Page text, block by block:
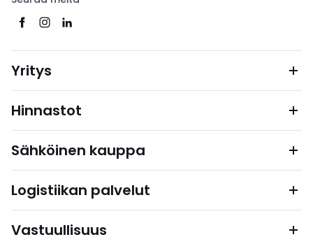
Yritys
Hinnastot
Sähköinen kauppa
Logistiikan palvelut
Vastuullisuus